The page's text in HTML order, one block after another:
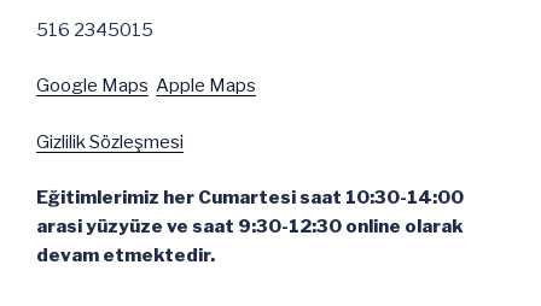
516 2345015
Google Maps Apple Maps
Gizlilik Sözleşmesi
Eğitimlerimiz her Cumartesi saat 10:30-14:00
arasi yüzyüze ve saat 9:30-12:30 online olarak
devam etmektedir.